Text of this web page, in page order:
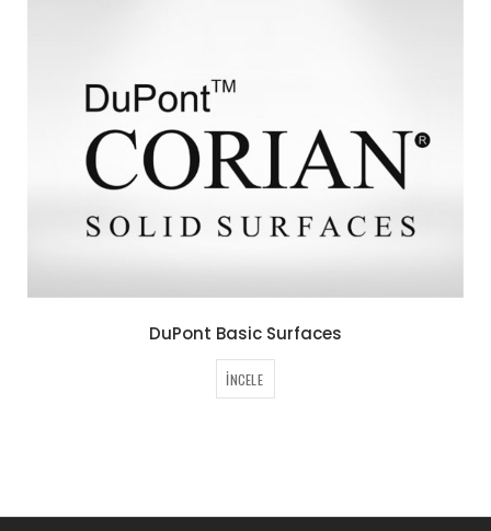
DuPont Basic Surfaces
İNCELE